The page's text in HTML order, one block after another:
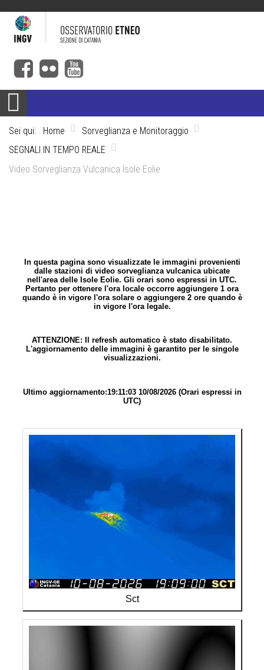
Sei qui: Home
Sorveglianza e Monitoraggio
SEGNALI IN TEMPO REALE
Video Sorveglianza Vulcanica Isole Eolie